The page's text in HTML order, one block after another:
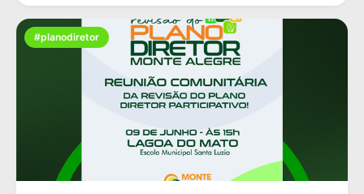
#planodiretor